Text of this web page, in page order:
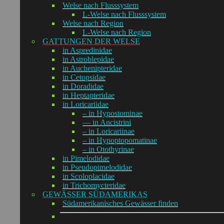
Welse nach Flusssystem
L-Welse nach Flusssystem
Welse nach Region
L-Welse nach Region
GATTUNGEN DER WELSE
in Aspredinidae
in Astroblepidae
in Auchenipteridae
in Cetopsidae
in Doradidae
in Heptapteridae
in Loricariidae
– in Hypostominae
— in Ancistrini
– in Loricariinae
– in Hypoptopomatinae
– in Otothyrinae
in Pimelodidae
in Pseudopimelodidae
in Scoloplacidae
in Trichomycteridae
GEWÄSSER SÜDAMERIKAS
Südamerikanisches Gewässer finden